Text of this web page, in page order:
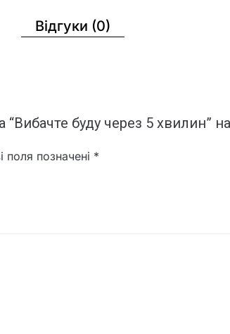
Відгуки (0)
буду через 5 хвилин”
поля позначені *